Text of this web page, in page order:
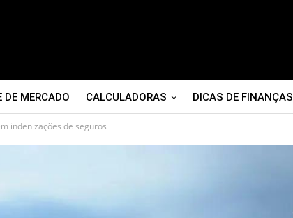
DE MERCADO CALCULADORAS DICAS DE FINANÇAS
indenizações de seguros